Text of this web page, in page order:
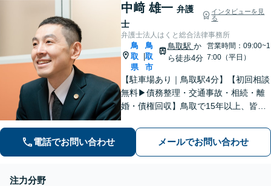
中﨑 雄一 弁護
士
インタビューを見
る
弁護士法人はくと総合法律事務所
鳥
取
県
鳥
取
市
鳥取駅 か
ら徒歩4分
営業時間：09:00~1
7:00（平日）
【駐車場あり｜鳥取駅4分】【初回相談
無料▶︎債務整理・交通事故・相続・離
婚・債権回収】鳥取で15年以上、皆さ
ュニケーションを大切にし、お悩みに
真摯に寄り添います。どんな些細なこ
とでもまずはお気軽にご相談くださ
電話でお問い合わせ メールでお問い合わせ
注力分野